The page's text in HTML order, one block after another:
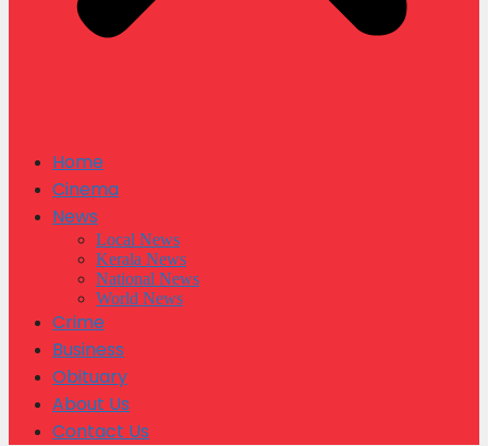
Home
Cinema
News
Local News
Kerala News
National News
World News
Crime
Business
Obituary
About Us
Contact Us